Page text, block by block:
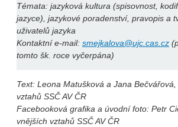
Témata: jazyková kultura (spisovnost,
jazyce), jazykové poradenství, pravopis a
uživatelů jazyka
Kontaktní e-mail: smejkalova@ujc.cas.cz
tomto šk. roce vyčerpána)
Text: Leona Matušková a Jana
vztahů SSČ AV ČR
Facebooková grafika a úvodní foto: Petr
vnějších vztahů SSČ AV ČR